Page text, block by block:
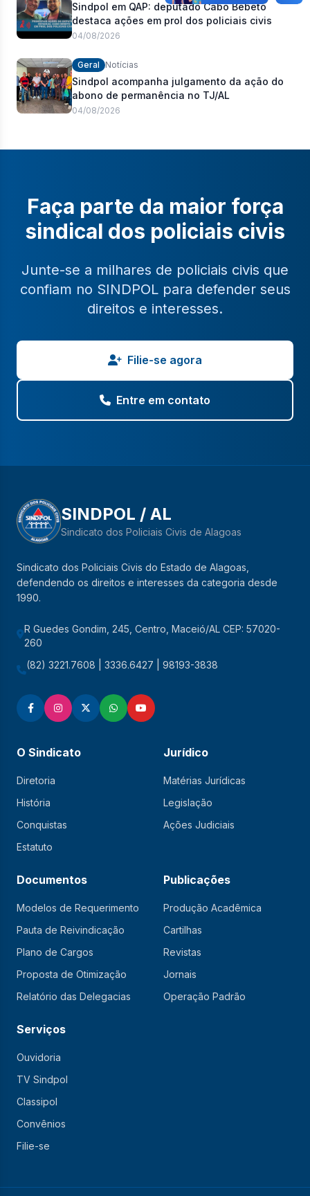
Sindpol em QAP: deputado Cabo Bebeto
destaca ações em prol dos policiais civis
04/08/2026
Geral Notícias
Sindpol acompanha julgamento da ação do
abono de permanência no TJ/AL
04/08/2026
Faça parte da maior força
sindical dos policiais civis
Junte-se a milhares de policiais civis que
confiam no SINDPOL para defender seus
direitos e interesses.
Filie-se agora
Entre em contato
SINDPOL / AL
Sindicato dos Policiais Civis de Alagoas
Sindicato dos Policiais Civis do Estado de Alagoas,
defendendo os direitos e interesses da categoria desde
1990.
R Guedes Gondim, 245, Centro, Maceió/AL CEP: 57020-
260
(82) 3221.7608 | 3336.6427 | 98193-3838
O Sindicato
Diretoria
História
Conquistas
Estatuto
Jurídico
Matérias Jurídicas
Legislação
Ações Judiciais
Documentos
Modelos de Requerimento
Pauta de Reivindicação
Plano de Cargos
Proposta de Otimização
Relatório das Delegacias
Publicações
Produção Acadêmica
Cartilhas
Revistas
Jornais
Operação Padrão
Serviços
Ouvidoria
TV Sindpol
Classipol
Convênios
Filie-se